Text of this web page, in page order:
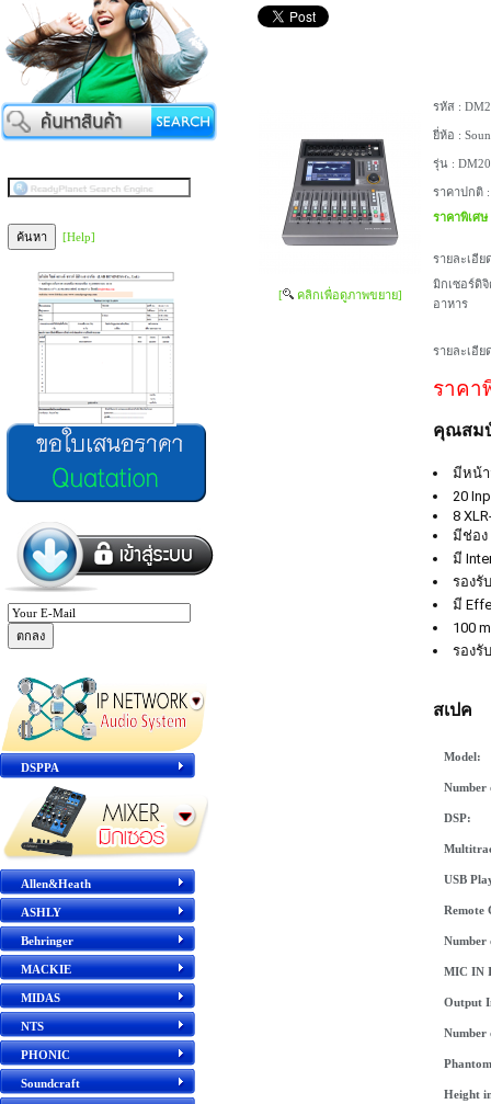
[Help]
DSPPA
Allen&Heath
ASHLY
Behringer
MACKIE
MIDAS
NTS
PHONIC
Soundcraft
[ คลิกเพื่อดูภาพขยาย]
รหัส :
ยี่ห้อ :
รุ่น :
ราคาปกติ
ราคาพิเศ
รายละเอีย
มิกเซอร์ดิ
อาหาร
รายละเอีย
ราคา
คุณสม
มีหน้
20
8
มีช่อง
มี
รองรั
มี
100
รองรั
สเปค
Model:
Number
DSP:
USB
Remote
Number
MIC IN
Output
Number
Height